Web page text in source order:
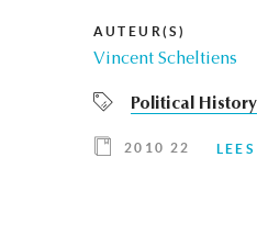
AUTEUR(S)
Vincent Scheltiens
Political History
2010 22